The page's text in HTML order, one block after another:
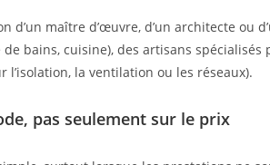
d’un maître d’œuvre, d’un architecte
bains, cuisine), des artisans
la ventilation ou les réseaux).
pas seulement sur le prix